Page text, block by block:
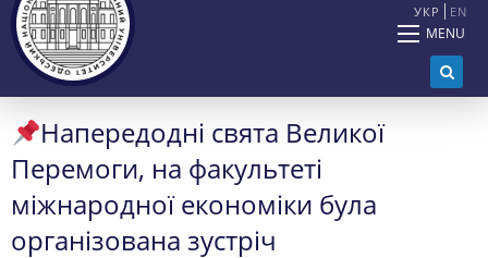
УКР EN
MENU
Hапередодні свята Великої
Перемоги, на факультеті
міжнародної економіки була
організована зустріч